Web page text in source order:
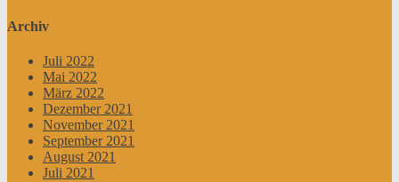
Archiv
Juli 2022
Mai 2022
März 2022
Dezember 2021
November 2021
September 2021
August 2021
Juli 2021